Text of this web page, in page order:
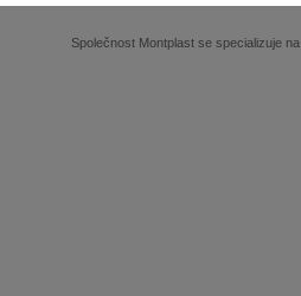
Společnost Montplast se specializuje